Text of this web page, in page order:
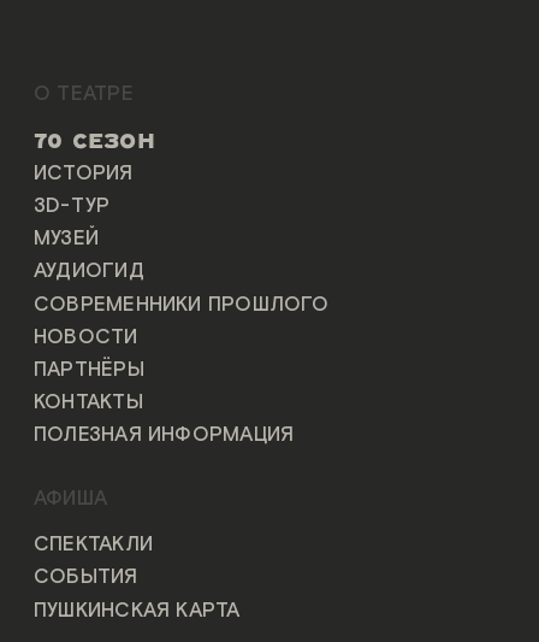
О ТЕАТРЕ
70 СЕЗОН
ИСТОРИЯ
3D-ТУР
МУЗЕЙ
АУДИОГИД
СОВРЕМЕННИКИ ПРОШЛОГО
НОВОСТИ
ПАРТНЁРЫ
КОНТАКТЫ
ПОЛЕЗНАЯ ИНФОРМАЦИЯ
АФИША
СПЕКТАКЛИ
СОБЫТИЯ
ПУШКИНСКАЯ КАРТА